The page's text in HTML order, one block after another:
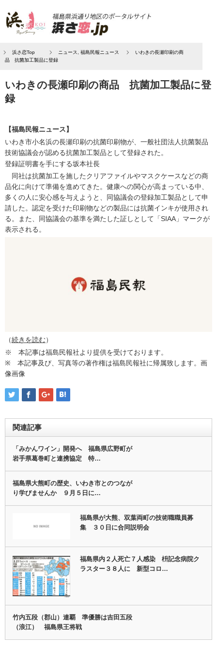
浜さ恋Top ニュース 福島民報ニュース
いわきの長瀬印刷の商
品 抗菌加工製品に登録
いわきの長瀬印刷の商品 抗菌加工製品に登
録
【福島民報ニュース】
いわき市小名浜の長瀬印刷の抗菌印刷物が、一般社団法人抗菌製品
技術協議会が認める抗菌加工製品として登録された。
登録証明書を手にする坂本社長
同社は抗菌加工を施したクリアファイルやマスクケースなどの商
品化に向けて準備を進めてきた。健康への関心が高まっている中、
多くの人に安心感を与えようと、同協議会の登録加工製品として申
請した。認定を受けた印刷物などの製品には抗菌インキが使用され
る。また、同協議会の基準を満たした証しとして「SIAA」マークが
表示される。
（続きを読む）
※ 本記事は福島民報社より提供を受けております。
※ 本記事及び、写真等の著作権は福島民報社に帰属致します。画
像画像
関連記事
「みかんワイン」開発へ 福島県広野町が
岩手県葛巻町と連携協定 特…
福島県大熊町の歴史、いわき市とのつなが
り学びませんか ９月５日に…
福島県が大熊、双葉両町の技術職職員募
集 ３０日に合同説明会
福島県内２人死亡７人感染 枡記念病院ク
ラスター３８人に 新型コロ…
竹内五段（郡山）連覇 準優勝は吉田五段
（浪江） 福島県王将戦